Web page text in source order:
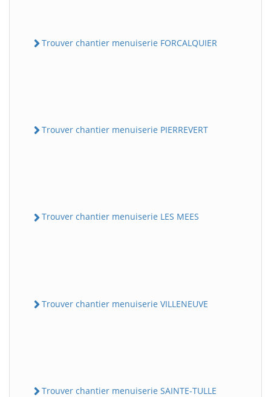
Trouver chantier menuiserie FORCALQUIER
Trouver chantier menuiserie PIERREVERT
Trouver chantier menuiserie LES MEES
Trouver chantier menuiserie VILLENEUVE
Trouver chantier menuiserie SAINTE-TULLE